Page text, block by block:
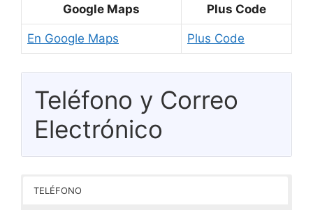
Google Maps Plus Code
En Google Maps Plus Code
Teléfono y Correo
Electrónico
TELÉFONO